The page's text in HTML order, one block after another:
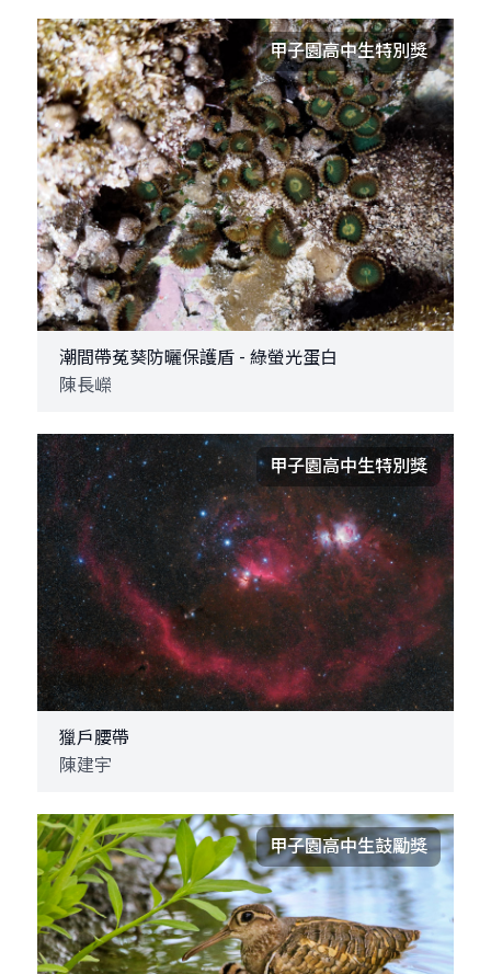
甲子園高中生特別獎
潮間帶菟葵防曬保護盾 - 綠螢光蛋白
陳長嶸
甲子園高中生特別獎
獵戶腰帶
陳建宇
甲子園高中生鼓勵獎